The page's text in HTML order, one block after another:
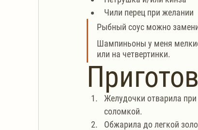
Чили перец при желании
Рыбный соус можно
Шампиньоны у меня
или на четвертинки.
Желудочки отварила
соломкой.
Обжарила до легкой